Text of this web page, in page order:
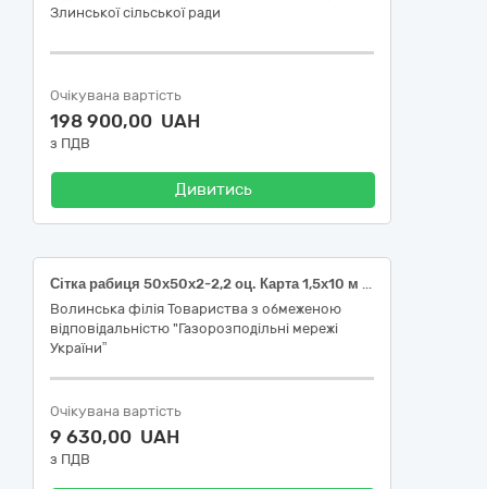
Злинської сільської ради
Очікувана вартість
198 900,00 UAH
з ПДВ
Дивитись
Сітка рабиця 50х50х2-2,2 оц. Карта 1,5х10 м 44310000-6 Вироби з дроту
Волинська філія Товариства з обмеженою
відповідальністю "Газорозподільні мережі
України”
Очікувана вартість
9 630,00 UAH
з ПДВ